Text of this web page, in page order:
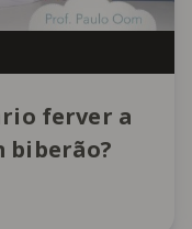
ferver a
biberão?